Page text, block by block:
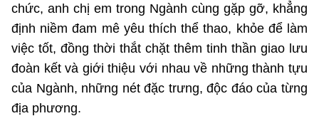
Vietnamese English
BỘ KHOA HỌC VÀ CÔNG NGHỆ
MINISTRY OF SCIENCE AND TECHNOLOGY
chức, anh chị em trong Ngành cùng gặp gỡ, khẳng
định niềm đam mê yêu thích thể thao, khỏe để làm
việc tốt, đồng thời thắt chặt thêm tinh thần giao lưu
đoàn kết và giới thiệu với nhau về những thành tựu
của Ngành, những nét đặc trưng, độc đáo của từng
địa phương.